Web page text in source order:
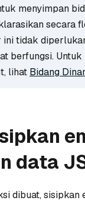
menyimpan
secara
tidak
berfungsi. Untuk
lihat Bidang
data
dibuat, sisipkan